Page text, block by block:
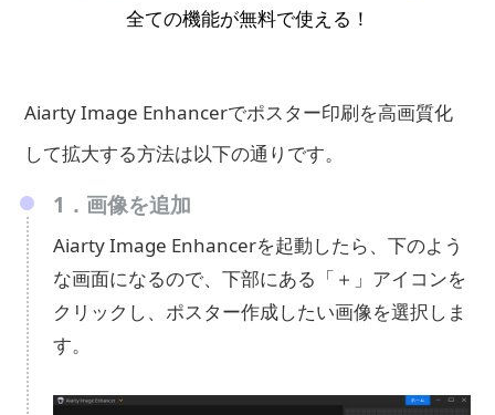
全ての機能が無料で使える！
Aiarty Image Enhancerでポスター印刷を高画質化
して拡大する方法は以下の通りです。
1．画像を追加
Aiarty Image Enhancerを起動したら、下のよう
な画面になるので、下部にある「＋」アイコンを
クリックし、ポスター作成したい画像を選択しま
す。